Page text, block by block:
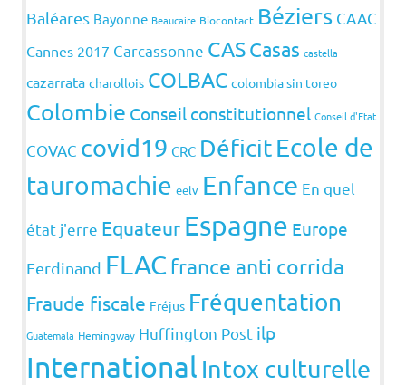
Baléares Bayonne Beaucaire Biocontact Béziers CAAC
Cannes 2017 Carcassonne CASCasas castella
cazarrata charollois COLBAC colombia sin toreo
Colombie Conseil constitutionnel Conseil d'Etat
COVAC covid19 CRC DéficitEcole de
tauromachie eelv Enfance En quel
état j'erre Equateur Espagne Europe
Ferdinand FLAC france anti corrida
Fraude fiscale Fréjus Fréquentation
Guatemala Hemingway Huffington Post ilp
International Intox culturelle